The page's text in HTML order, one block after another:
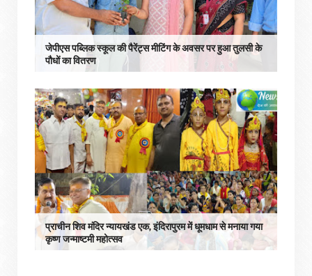
जेपीएस पब्लिक स्कूल की पैरेंट्स मीटिंग के अवसर पर हुआ तुलसी के
पौधों का वितरण
प्राचीन शिव मंदिर न्यायखंड एक, इंदिरापुरम में धूमधाम से मनाया गया
कृष्ण जन्माष्टमी महोत्सव